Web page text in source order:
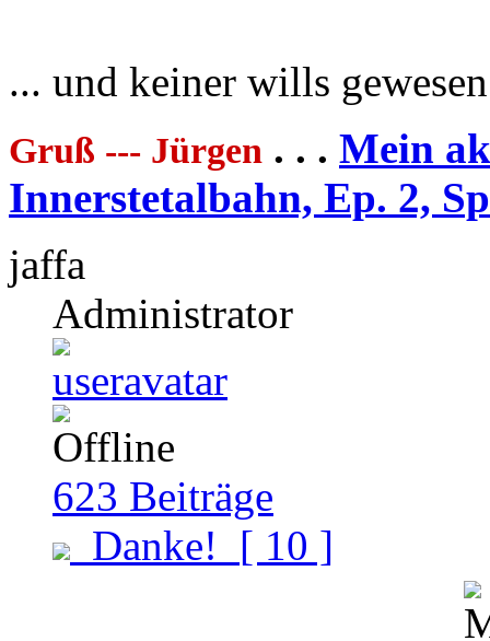
... und keiner wills
Gruß --- Jürgen . . . Mein
Innerstetalbahn, Ep. 2,
jaffa
Administrator
623 Beiträge
Danke! [ 10 ]